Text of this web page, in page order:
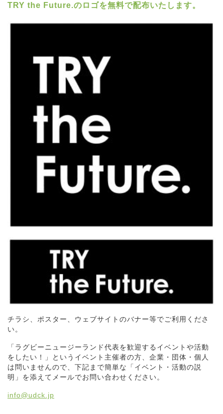
TRY the Future.のロゴを無料で配布いたします。
チラシ、ポスター、ウェブサイトのバナー等でご利用くださ
い。
「ラグビーニュージーランド代表を歓迎するイベントや活動
をしたい！」というイベント主催者の方、企業・団体・個人
は問いませんので、下記まで簡単な「イベント・活動の説
明」を添えてメールでお問い合わせください。
info@udck.jp